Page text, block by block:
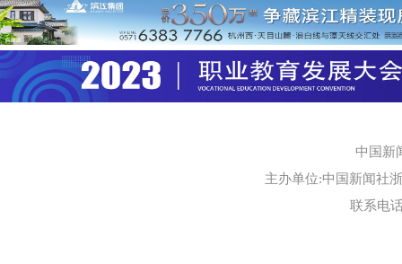
中国新
主办单位:中国新闻社
联系电